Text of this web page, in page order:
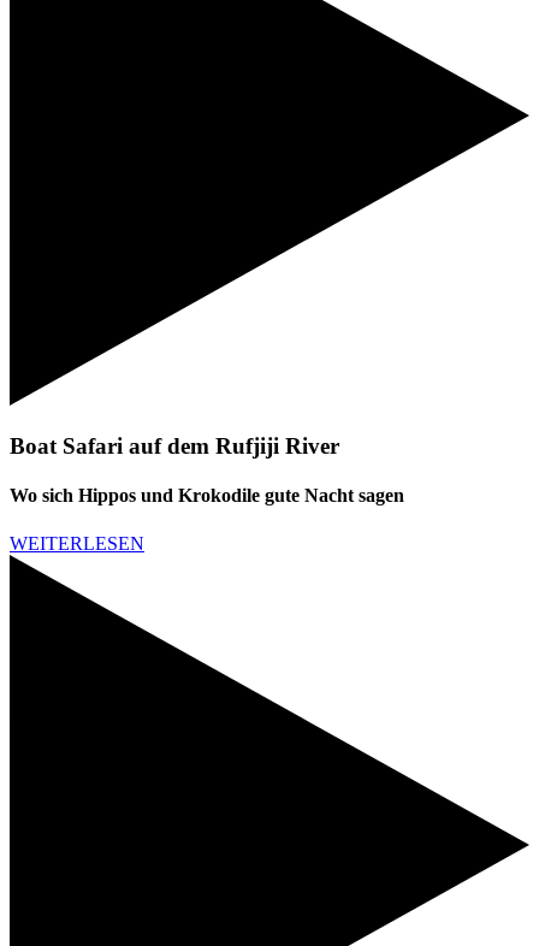
Boat Safari auf dem Rufjiji River
Wo sich Hippos und Krokodile gute Nacht sagen
WEITERLESEN